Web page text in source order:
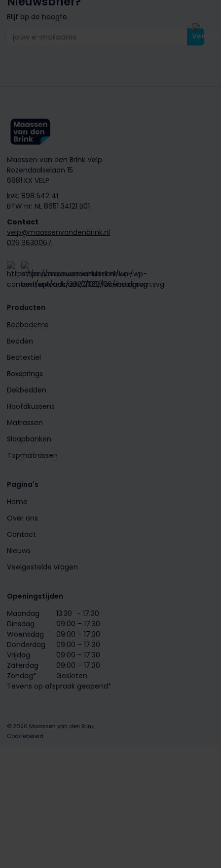
Blijf op de hoogte.
jouw e-mailadres
Maassen van den Brink Velp
Rozendaalselaan 15
6881 KX VELP
kvk: 898 542 41
BTW nr: NL 8651 34121 B01
Contact
velp@maassenvandenbrink.nl
026 3630067
Producten
Bedbodems
Bedden
Bedtextiel
Boxsprings
Dekbedden
Hoofdkussens
Matrassen
Slaapbanken
Topmatrassen
Pagina's
Home
Over ons
Contact
Nieuws
Veelgestelde vragen
Openingstijden
Maandag
13:30 – 17:30
Dinsdag
09:00 – 17:30
Woensdag
09:00 – 17:30
Donderdag
09:00 – 17:30
Vrijdag
09:00 – 17:30
Zaterdag
09:00 – 17:30
Zondag*
Gesloten
Tevens op afspraak geopend*
© 2026 Maassen van den Brink
Cookiebeleid